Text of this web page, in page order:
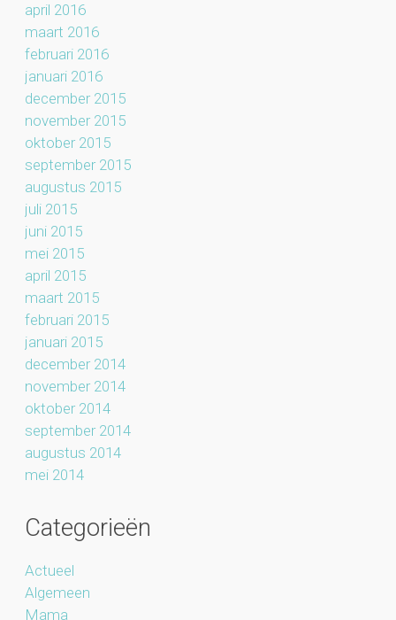
april 2016
maart 2016
februari 2016
januari 2016
december 2015
november 2015
oktober 2015
september 2015
augustus 2015
juli 2015
juni 2015
mei 2015
april 2015
maart 2015
februari 2015
januari 2015
december 2014
november 2014
oktober 2014
september 2014
augustus 2014
mei 2014
Categorieën
Actueel
Algemeen
Mama